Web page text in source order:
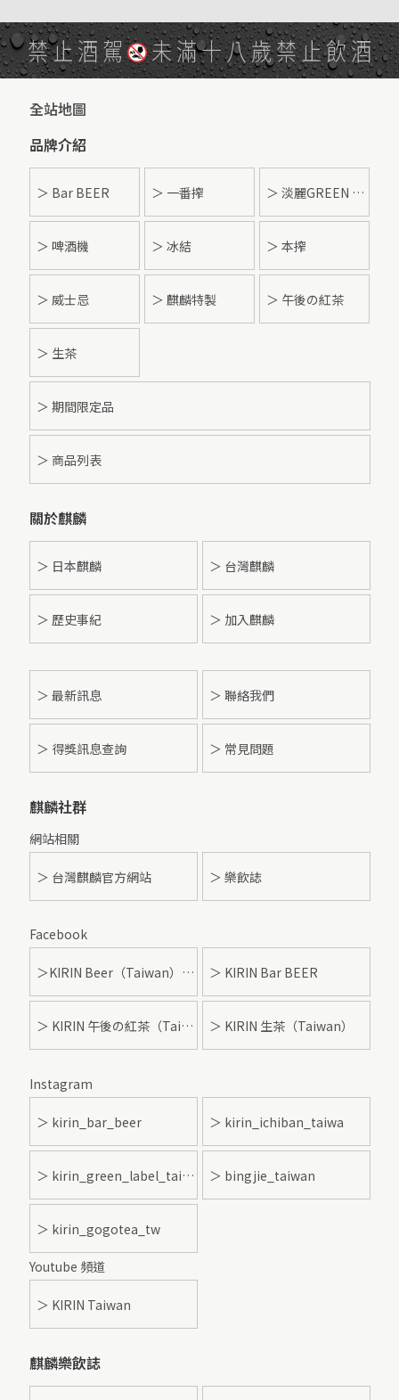
禁止酒駕 未滿十八歲禁止飲酒
全站地圖
品牌介紹
＞ Bar BEER ＞ 一番搾 ＞ 淡麗GREEN LABEL
＞ 啤酒機 ＞ 冰結 ＞ 本搾
＞ 威士忌 ＞ 麒麟特製 ＞ 午後の紅茶
＞ 生茶
＞ 期間限定品
＞ 商品列表
關於麒麟
＞ 日本麒麟 ＞ 台灣麒麟
＞ 歷史事紀 ＞ 加入麒麟
＞ 最新訊息 ＞ 聯絡我們
＞ 得獎訊息查詢 ＞ 常見問題
麒麟社群
網站相關
＞ 台灣麒麟官方網站 ＞ 樂飲誌
Facebook
＞KIRIN Beer（Taiwan）- 麒麟啤酒 ＞ KIRIN Bar BEER
＞ KIRIN 午後の紅茶（Taiwan） ＞ KIRIN 生茶（Taiwan）
Instagram
＞ kirin_bar_beer ＞ kirin_ichiban_taiwa
＞ kirin_green_label_taiwan ＞ bingjie_taiwan
＞ kirin_gogotea_tw
Youtube 頻道
＞ KIRIN Taiwan
麒麟樂飲誌